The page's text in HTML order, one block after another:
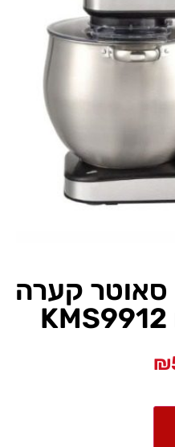
סאוטר קערה
₪